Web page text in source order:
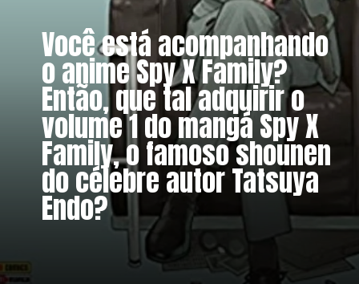
Você está acompanhando
o anime Spy X Family?
Então, que tal adquirir o
volume 1 do mangá Spy X
Family, o famoso shounen
do célebre autor Tatsuya
Endo?